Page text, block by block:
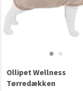
Ollipet Wellness
Tørredækken